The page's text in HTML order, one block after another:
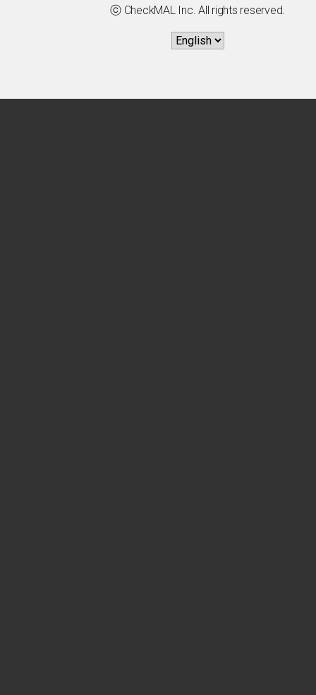
ⓒ CheckMAL Inc. All rights reserved.